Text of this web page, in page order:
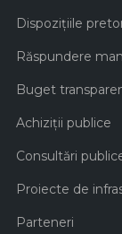
Dispozițiile
Răspundere
Buget
Achiziţii publice
Consultări
Proiecte de
Parteneri